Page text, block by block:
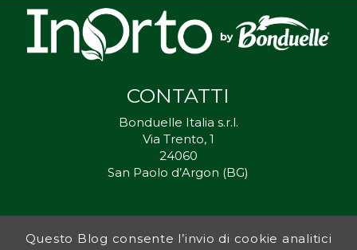
CONTATTI
Bonduelle Italia s.r.l.
Via Trento, 1
24060
San Paolo d’Argon (BG)
Inorto.org è dal 2011 il punto di riferimento per gli ortisti italiani, e
Questo Blog consente l’invio di cookie analitici